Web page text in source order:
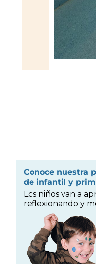
Conoce nuestra
de infantil y
Los niños van a
reflexionando y